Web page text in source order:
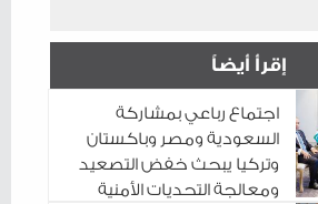
إقرأ أيضاً
اجتماع رباعي بمشاركة
السعودية ومصر وباكستان
وتركيا يبحث خفض التصعيد
ومعالجة التحديات الأمنية